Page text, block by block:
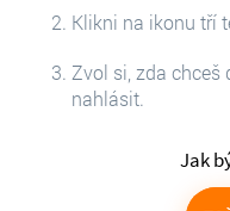
Klikni na ikonu tří
Zvol si, zda chceš
nahlásit.
Jak